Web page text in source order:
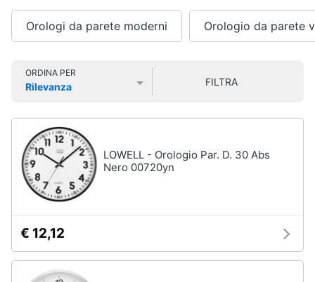
home
Videogiochi
e
musica
Clima
Brico
e
sala
pranzo
Tavolo
allungabile
Vedi
tutti
Camera
da
letto
Orologi da parete moderni Orologio da parete
ORDINA PER
Rilevanza
FILTRA
LOWELL - Orologio Par. D. 30 Abs
Nero 00720yn
€ 12,12